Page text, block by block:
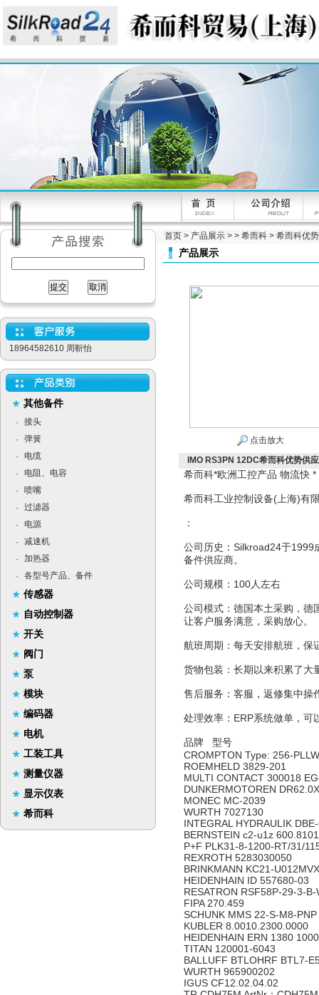
18964582610 周靳怡
其他备件
·
接头
·
弹簧
·
电缆
·
电阻、电容
·
喷嘴
·
过滤器
·
电源
·
减速机
·
加热器
·
各型号产品、备件
传感器
自动控制器
开关
阀门
泵
模块
编码器
电机
工装工具
测量仪器
显示仪表
希而科
首页 > 产品展示 > > 希而科 > 希而科优
产品展示
点击放大
IMO RS3PN 12DC希而科优势供
希而科*欧洲工控产品 物流快 *
希而科工业控制设备(上海)有
：
公司历史：Silkroad24于1999
备件供应商。
公司规模：100人左右
公司模式：德国本土采购，德
让客户服务满意，采购放心。
航班周期：每天安排航班，保
货物包装：长期以来积累了大
售后服务：客服，返修集中操
处理效率：ERP系统做单，可
品牌 型号
CROMPTON Type: 256-
ROEMHELD 3829-201
MULTI CONTACT 300018
DUNKERMOTOREN
MONEC MC-2039
WURTH 7027130
INTEGRAL HYDRAULIK
BERNSTEIN c2-u1z
P+F PLK31-8-1200-RT/31/
REXROTH 5283030050
BRINKMANN KC21-
HEIDENHAIN ID 557680-03
RESATRON RSF58P-29-3-
FIPA 270.459
SCHUNK MMS 22-S-M8-PNP
KUBLER 8.0010.2300.0000
HEIDENHAIN ERN 1380
TITAN 120001-6043
BALLUFF BTLOHRF BTL7-
WURTH 965900202
IGUS CF12.02.04.02